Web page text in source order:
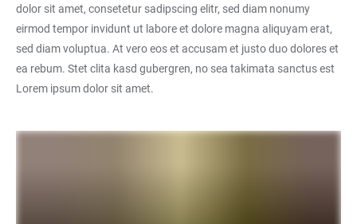
dolor sit amet, consetetur sadipscing elitr, sed diam nonumy
eirmod tempor invidunt ut labore et dolore magna aliquyam erat,
sed diam voluptua. At vero eos et accusam et justo duo dolores et
ea rebum. Stet clita kasd gubergren, no sea takimata sanctus est
Lorem ipsum dolor sit amet.